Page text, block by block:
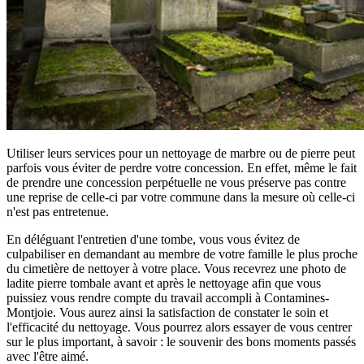
Utiliser leurs services pour un nettoyage de marbre ou de pierre peut
parfois vous éviter de perdre votre concession. En effet, même le fait
de prendre une concession perpétuelle ne vous préserve pas contre
une reprise de celle-ci par votre commune dans la mesure où celle-ci
n'est pas entretenue.
En déléguant l'entretien d'une tombe, vous vous évitez de
culpabiliser en demandant au membre de votre famille le plus proche
du cimetière de nettoyer à votre place. Vous recevrez une photo de
ladite pierre tombale avant et après le nettoyage afin que vous
puissiez vous rendre compte du travail accompli à Contamines-
Montjoie. Vous aurez ainsi la satisfaction de constater le soin et
l'efficacité du nettoyage. Vous pourrez alors essayer de vous centrer
sur le plus important, à savoir : le souvenir des bons moments passés
avec l'être aimé.